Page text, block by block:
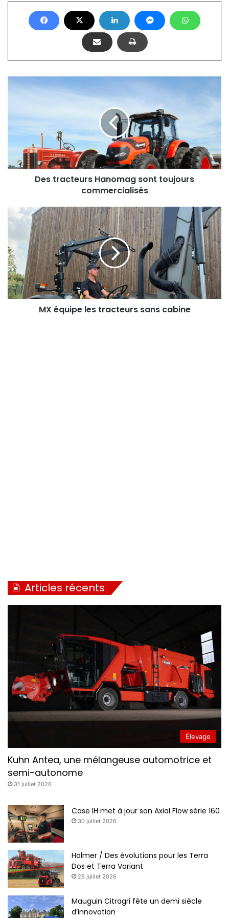
Des
tracteurs
commercialisés
Des tracteurs Hanomag sont toujours
commercialisés
MX
équipe
tracteurs
sans
cabine
MX équipe les tracteurs sans cabine
Articles récents
Élevage
Kuhn Antea, une mélangeuse automotrice et
semi-autonome
31 juillet 2026
Case IH met à jour son Axial Flow série 160
30 juillet 2026
Holmer / Des évolutions pour les Terra
Dos et Terra Variant
29 juillet 2026
Mauguin Citragri fête un demi siècle
d’innovation